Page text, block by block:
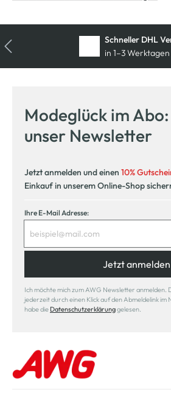
Kostenfreie
innerhalb 14
Modeglück im Abo:
unser Newsletter
Jetzt anmelden und einen 10%
Einkauf in unserem Online-Shop
Ihre E-Mail Adresse:
Jetzt anmelden
Ich möchte mich zum AWG Newsletter anmelden.
jederzeit durch einen Klick auf den Abmeldelink
habe die Datenschutzerklärunggelesen.